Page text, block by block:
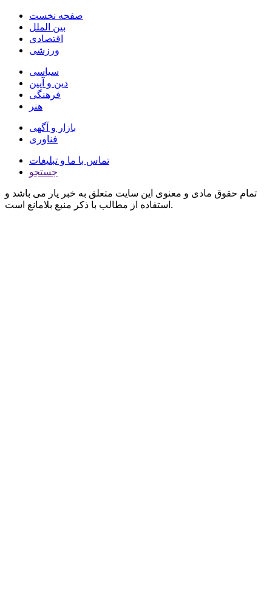
صفحه نخست
بین الملل
اقتصادی
ورزشی
سیاسی
دین و آیین
فرهنگی
هنر
بازار و آگهی
فناوری
تماس با ما و تبلیغات
جستجو
تمام حقوق مادی و معنوی این سایت متعلق به خبر یار می باشد و
استفاده از مطالب با ذکر منبع بلامانع است.